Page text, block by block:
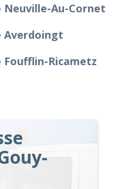
Neuville-Au-Cornet
Averdoingt
Foufflin-Ricametz